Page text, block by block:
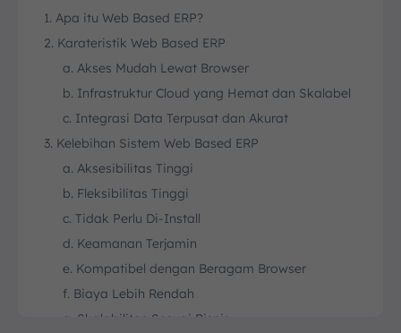
1. Apa itu Web Based ERP?
2. Karateristik Web Based ERP
a. Akses Mudah Lewat Browser
b. Infrastruktur Cloud yang Hemat dan Skalabel
c. Integrasi Data Terpusat dan Akurat
3. Kelebihan Sistem Web Based ERP
a. Aksesibilitas Tinggi
b. Fleksibilitas Tinggi
c. Tidak Perlu Di-Install
d. Keamanan Terjamin
e. Kompatibel dengan Beragam Browser
f. Biaya Lebih Rendah
g. Skalabilitas Sesuai Bisnis